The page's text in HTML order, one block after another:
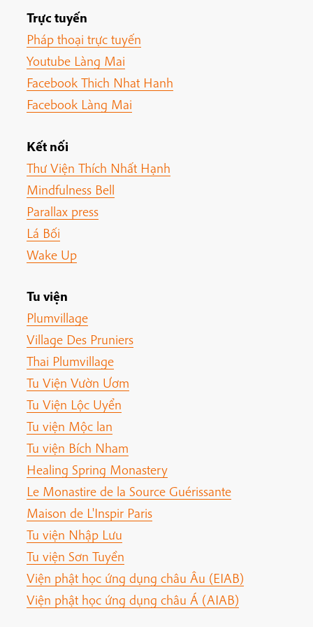
Trực tuyến
Pháp thoại trực tuyến
Youtube Làng Mai
Facebook Thich Nhat Hanh
Facebook Làng Mai
Kết nối
Thư Viện Thích Nhất Hạnh
Mindfulness Bell
Parallax press
Lá Bối
Wake Up
Tu viện
Plumvillage
Village Des Pruniers
Thai Plumvillage
Tu Viện Vườn Ươm
Tu Viện Lộc Uyển
Tu viện Mộc lan
Tu viện Bích Nham
Healing Spring Monastery
Le Monastire de la Source Guérissante
Maison de L'Inspir Paris
Tu viện Nhập Lưu
Tu viện Sơn Tuyền
Viện phật học ứng dụng châu Âu (EIAB)
Viện phật học ứng dụng châu Á (AIAB)